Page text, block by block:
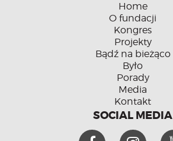
Home
O fundacji
Kongres
Projekty
Bądź na bieżąco
Było
Porady
Media
Kontakt
SOCIAL MEDIA